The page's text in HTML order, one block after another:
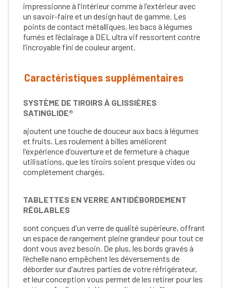
impressionne à l'intérieur comme à l'extérieur avec
un savoir-faire et un design haut de gamme. Les
points de contact métalliques, les bacs à légumes
fumés et l’éclairage à DEL ultra vif ressortent contre
l’incroyable fini de couleur argent.
Caractéristiques supplémentaires
SYSTÈME DE TIROIRS À GLISSIÈRES
SATINGLIDE®
ajoutent une touche de douceur aux bacs à légumes
et fruits. Les roulement à billes améliorent
l'expérience d'ouverture et de fermeture à chaque
utilisations, que les tiroirs soient presque vides ou
complètement chargés.
TABLETTES EN VERRE ANTIDÉBORDEMENT
RÉGLABLES
sont conçues d'un verre de qualité supérieure, offrant
un espace de rangement pleine grandeur pour tout ce
dont vous avez besoin. De plus, les bords gravés à
l’échelle nano empêchent les déversements de
déborder sur d'autres parties de votre réfrigérateur,
et leur conception vous permet de les retirer pour les